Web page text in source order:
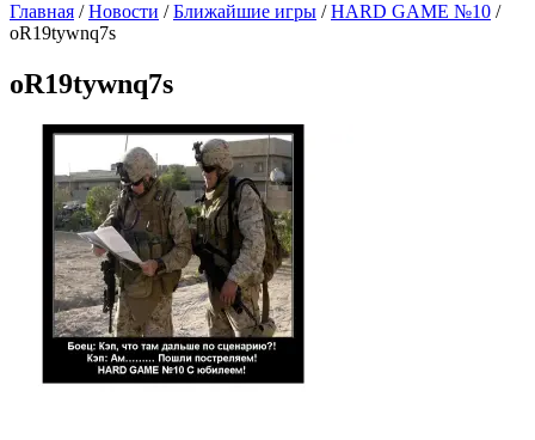
Главная /Новости /Ближайшие игры /HARD GAME №10 /
oR19tywnq7s
oR19tywnq7s